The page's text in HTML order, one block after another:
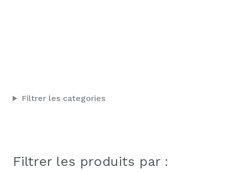
Filtrer les categories
Filtrer les produits par :